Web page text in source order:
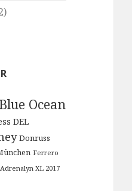
Blue Ocean
DEL
Donruss
Ferrero
XL 2017